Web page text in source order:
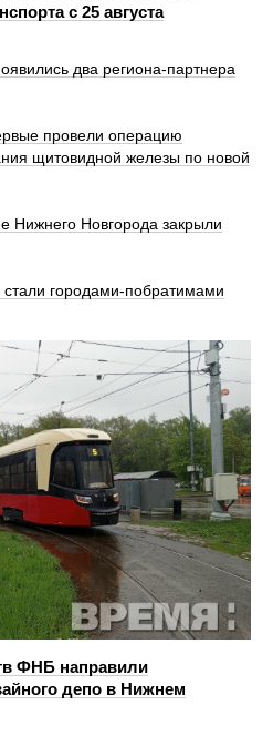
с 25 августа
два региона-партнера
провели операцию
щитовидной железы по новой
Нижнего Новгорода закрыли
городами-побратимами
ФНБ направили
депо в Нижнем